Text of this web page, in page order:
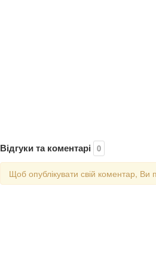
Відгуки та коментарі 0
Щоб опублікувати свій коментар, Ви